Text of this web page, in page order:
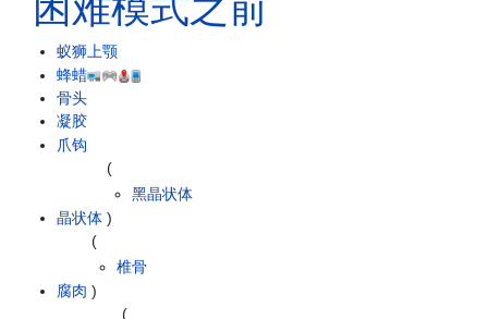
蚁狮上颚
蜂蜡
骨头
凝胶
爪钩
晶状体
(
黑晶状体
)
腐肉
(
椎骨
)
(